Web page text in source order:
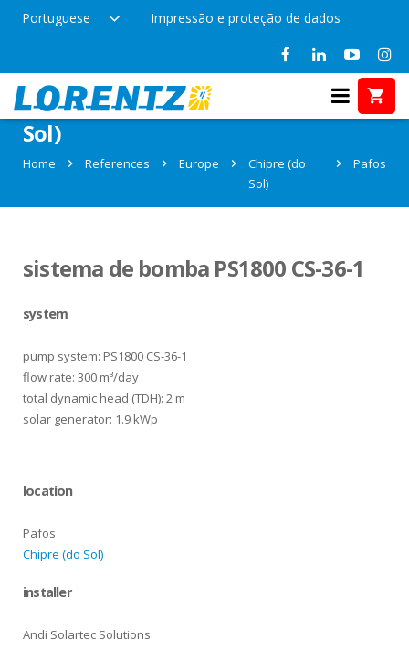
Portuguese Impressão e proteção de dados
References in Pafos, Chipre (do
Sol)
Home References Europe
Chipre (do
Sol)
Pafos
sistema de bomba PS1800 CS-36-1
system
pump system: PS1800 CS-36-1
flow rate: 300 m³/day
total dynamic head (TDH): 2 m
solar generator: 1.9 kWp
location
Pafos
Chipre (do Sol)
installer
Andi Solartec Solutions